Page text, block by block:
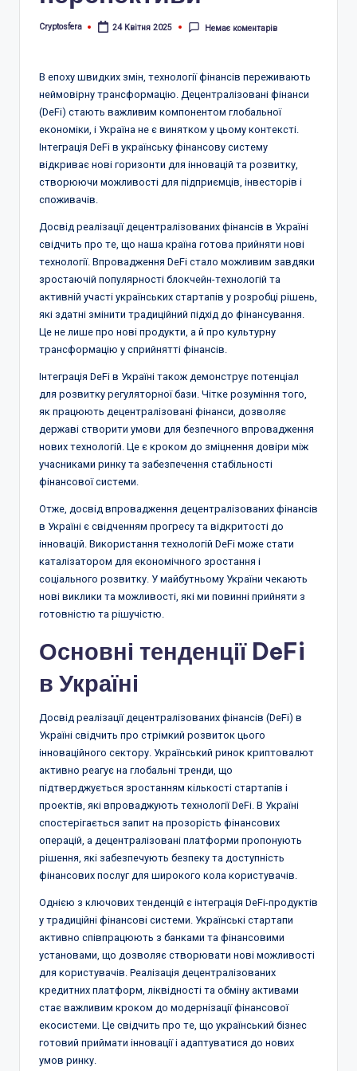
Опубліковано
Cryptosfera 24 Квітня 2025 Немає коментарів
В епоху швидких змін, технології фінансів переживають
неймовірну трансформацію. Децентралізовані фінанси
(DeFi) стають важливим компонентом глобальної
економіки, і Україна не є винятком у цьому контексті.
Інтеграція DeFi в українську фінансову систему
відкриває нові горизонти для інновацій та розвитку,
створюючи можливості для підприємців, інвесторів і
споживачів.
Досвід реалізації децентралізованих фінансів в Україні
свідчить про те, що наша країна готова прийняти нові
технології. Впровадження DeFi стало можливим завдяки
зростаючій популярності блокчейн-технологій та
активній участі українських стартапів у розробці рішень,
які здатні змінити традиційний підхід до фінансування.
Це не лише про нові продукти, а й про культурну
трансформацію у сприйнятті фінансів.
Інтеграція DeFi в Україні також демонструє потенціал
для розвитку регуляторної бази. Чітке розуміння того,
як працюють децентралізовані фінанси, дозволяє
державі створити умови для безпечного впровадження
нових технологій. Це є кроком до зміцнення довіри між
учасниками ринку та забезпечення стабільності
фінансової системи.
Отже, досвід впровадження децентралізованих фінансів
в Україні є свідченням прогресу та відкритості до
інновацій. Використання технологій DeFi може стати
каталізатором для економічного зростання і
соціального розвитку. У майбутньому України чекають
нові виклики та можливості, які ми повинні прийняти з
готовністю та рішучістю.
Основні тенденції DeFi
в Україні
Досвід реалізації децентралізованих фінансів (DeFi) в
Україні свідчить про стрімкий розвиток цього
інноваційного сектору. Український ринок криптовалют
активно реагує на глобальні тренди, що
підтверджується зростанням кількості стартапів і
проектів, які впроваджують технології DeFi. В Україні
спостерігається запит на прозорість фінансових
операцій, а децентралізовані платформи пропонують
рішення, які забезпечують безпеку та доступність
фінансових послуг для широкого кола користувачів.
Однією з ключових тенденцій є інтеграція DeFi-продуктів
у традиційні фінансові системи. Українські стартапи
активно співпрацюють з банками та фінансовими
установами, що дозволяє створювати нові можливості
для користувачів. Реалізація децентралізованих
кредитних платформ, ліквідності та обміну активами
стає важливим кроком до модернізації фінансової
екосистеми. Це свідчить про те, що український бізнес
готовий приймати інновації і адаптуватися до нових
умов ринку.